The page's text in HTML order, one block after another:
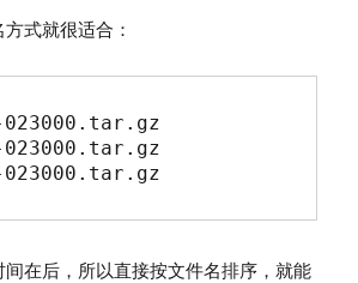
式就很适合：
023000.tar.gz
023000.tar.gz
023000.tar.gz
在后，所以直接按文件名排序，就能